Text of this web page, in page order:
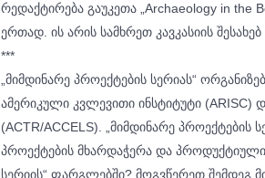
რედაქტირება გაუკეთა „Archaeology in the
ერთად. ის არის სამხრეთ კავკასიის
***
„მიმდინარე პროექტების სერიას“
ამერიკული კვლევითი ინსტიტუტი (ARISC)
(ACTR/ACCELS). „მიმდინარე პროექტების
პროექტების მხარდაჭერა და
სერიის“ ფარგლებში? მოგვწერეთ შემდეგ